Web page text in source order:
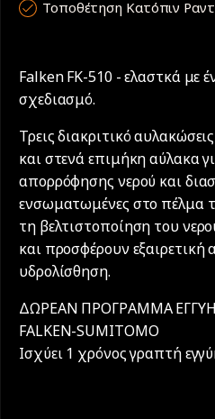
Τοποθέτηση Κατόπιν
Falken FK-510 - ελαστκά με
σχεδιασμό.
Τρεις διακριτικό
και στενά επιμήκη αύλακα
απορρόφησης νερού και
ενσωματωμένες στο πέλμα
τη βελτιστοποίηση του
και προσφέρουν εξαιρετική
υδρολίσθηση.
ΔΩΡΕΑΝ ΠΡΟΓΡΑΜΜΑ
FALKEN-SUMITOMO
Iσχύει 1 χρόνος γραπτή